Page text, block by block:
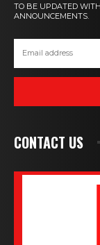
TO BE UPDATED
ANNOUNCEMENTS.
CONTACT US